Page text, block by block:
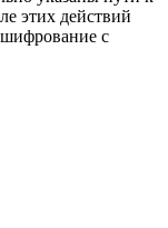
этих действий
шифрование с